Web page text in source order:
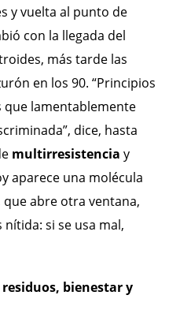
y vuelta al punto de
con la llegada del
más tarde las
en los 90. “Principios
que lamentablemente
dice, hasta
multirresistencia y
aparece una molécula
que abre otra ventana,
si se usa mal,
bienestar y